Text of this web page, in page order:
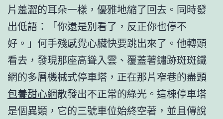
片羞澀的耳朵一樣，優雅地縮了回去。同時發
出低語：「你還是別看了，反正你也停不
好。」何手殘感覺心臟快要跳出來了。他轉頭
看去，發現那座高聳入雲、覆蓋著鏽跡斑斑鐵
網的多層機械式停車塔，正在那片窄巷的盡頭
包養甜心網散發出不正常的綠光。這棟停車塔
是個異類，它的三號車位始終空著，並且傳說